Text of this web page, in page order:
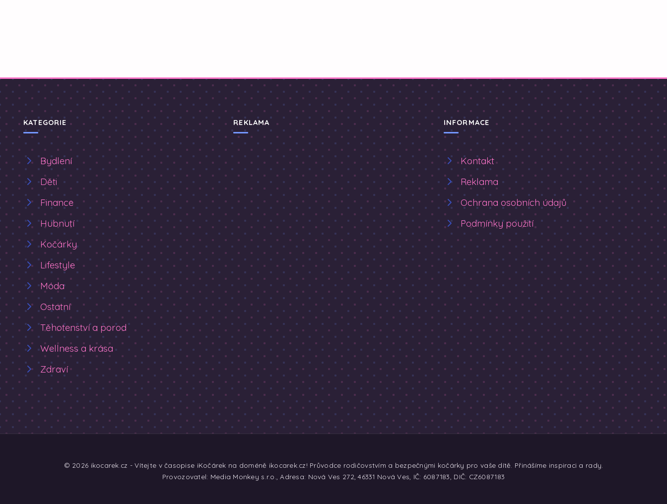
KATEGORIE
Bydlení
Děti
Finance
Hubnutí
Kočárky
Lifestyle
Móda
Ostatní
Těhotenství a porod
Wellness a krása
Zdraví
REKLAMA INFORMACE
Kontakt
Reklama
Ochrana osobních údajů
Podmínky použití
© 2026 ikocarek.cz - Vítejte v časopise iKočárek na doméně ikocarek.cz! Průvodce rodičovstvím a bezpečnými kočárky pro vaše dítě. Přinášíme inspiraci a rady.
Provozovatel: Media Monkey s.r.o., Adresa: Nová Ves 272, 46331 Nová Ves, IČ: 6087183, DIČ: CZ6087183